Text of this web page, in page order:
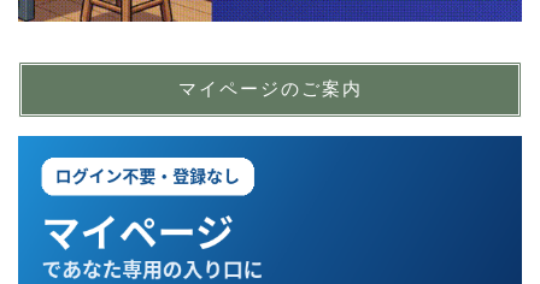
マイページのご案内